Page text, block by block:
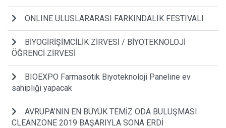
ONLINE ULUSLARARASI FARKINDALIK FESTIVALI
BİYOGİRİŞİMCİLİK ZİRVESİ / BİYOTEKNOLOJİ
ÖĞRENCİ ZİRVESİ
BIOEXPO Farmasötik Biyoteknoloji Paneline ev
sahipliği yapacak
AVRUPA’NIN EN BÜYÜK TEMİZ ODA BULUŞMASI
CLEANZONE 2019 BAŞARIYLA SONA ERDİ